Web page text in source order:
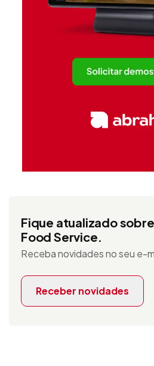
Fique atualizado
Food Service.
Receba novidades no seu e-
Receber novidades